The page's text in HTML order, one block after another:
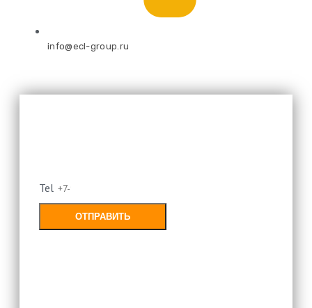
info@ecl-group.ru
Tel
ОТПРАВИТЬ